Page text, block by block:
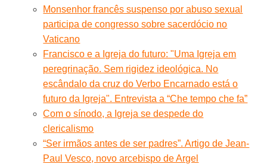
Monsenhor francês suspenso por abuso sexual
participa de congresso sobre sacerdócio no
Vaticano
Francisco e a Igreja do futuro: "Uma Igreja em
peregrinação. Sem rigidez ideológica. No
escândalo da cruz do Verbo Encarnado está o
futuro da Igreja". Entrevista a “Che tempo che fa”
Com o sínodo, a Igreja se despede do
clericalismo
“Ser irmãos antes de ser padres”. Artigo de Jean-
Paul Vesco, novo arcebispo de Argel